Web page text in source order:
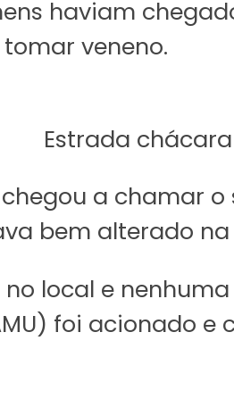
haviam
veneno.
Estrada
a chamar
bem alterado
local e
foi acionado e